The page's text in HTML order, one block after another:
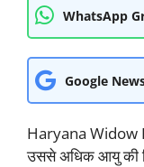
WhatsApp
Google
Haryana Widow
उससे अधिक आयु की